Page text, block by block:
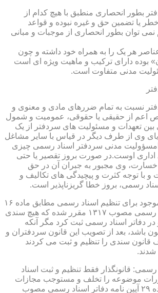
بطور انحصاری منطبق با هیچ کدام از
یا تضمین حق و غیره نبوده و قواعد
نمی توان بطور انحصاری از موجبات و مبانی
هر یک را به همراه خود داشته و چون
بوده دارای ترکیب و ماهیت ویژه ای است
مدنی متفاوت است.
نسبت به تمام ضررهای مادی و معنوی و
اعم از حقیقی یا حقوقی، عمومیت و شمول
بین تعهدات و مسئولیت های سردفتر از یک
وی از طرف دیگر در قیاس با سایر مشاغل
مدنی سردفتر اسناد رسمی چیزی
اداری اوست.در صورت بروز تقصیر یا حتی
وی مجبور به جبران آن در حق
و با توجه کثرت و پیچیدگی های تکالیف و
رسمی، بروز خطا گریزناپذیر است.
مبحث سوم): موانع موجود برای تنظیم اسناد رسمی مطابق ماده ۱۶
آیین نامه دفاتر اسناد رسمی مصوب ۱۳۱۷ مقرر شده که هیچ سندی
در دفاتر اسناد رسمی ثبت کرد مگر آنکه
باشد، بعد از تصویب این قانون سردفتران و
قانون سندی را تنظیم و ثبت می کردند
اسناد رسمی: قانونگذار فقط تنظیم و ثبت اسناد
موضوعه را تخلف و مستوجب مجازات
دانسته است ولی ماده ۲۹ آیین نامه دفاتر اسناد رسمی مصوب